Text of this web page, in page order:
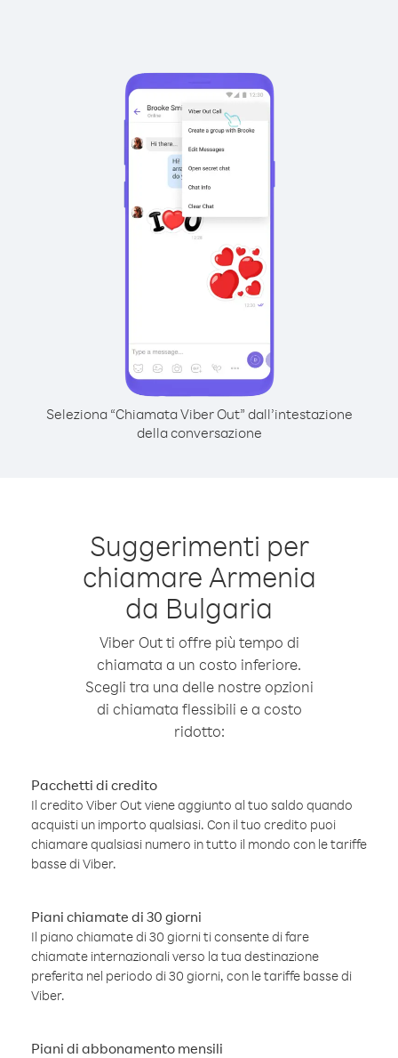
Seleziona “Chiamata Viber Out” dall’intestazione
della conversazione
Suggerimenti per
chiamare Armenia
da Bulgaria
Viber Out ti offre più tempo di
chiamata a un costo inferiore.
Scegli tra una delle nostre opzioni
di chiamata flessibili e a costo
ridotto:
Pacchetti di credito
Il credito Viber Out viene aggiunto al tuo saldo quando
acquisti un importo qualsiasi. Con il tuo credito puoi
chiamare qualsiasi numero in tutto il mondo con le tariffe
basse di Viber.
Piani chiamate di 30 giorni
Il piano chiamate di 30 giorni ti consente di fare
chiamate internazionali verso la tua destinazione
preferita nel periodo di 30 giorni, con le tariffe basse di
Viber.
Piani di abbonamento mensili